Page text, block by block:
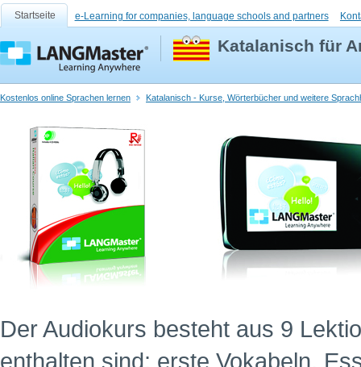
Startseite e-Learning for companies, language schools and partners
Katalanisch für
Kostenlos online Sprachen lernen Katalanisch - Kurse, Wörterbücher und weitere
Der Audiokurs besteht aus 9
enthalten sind: erste Vokabeln,